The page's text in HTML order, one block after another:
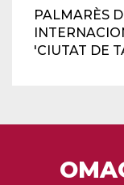
PALMARÈS
'CIUTAT DE